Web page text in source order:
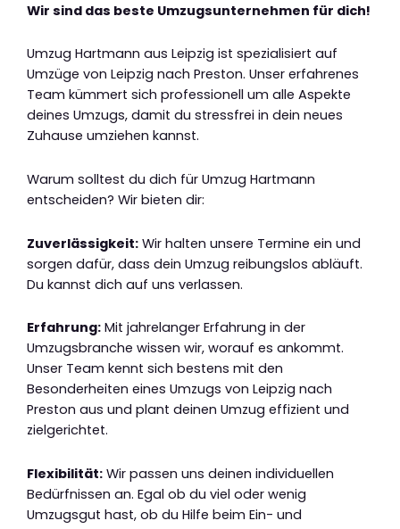
Wir sind das beste Umzugsunternehmen für dich!
Umzug Hartmann aus Leipzig ist spezialisiert auf
Umzüge von Leipzig nach Preston. Unser erfahrenes
Team kümmert sich professionell um alle Aspekte
deines Umzugs, damit du stressfrei in dein neues
Zuhause umziehen kannst.
Warum solltest du dich für Umzug Hartmann
entscheiden? Wir bieten dir:
Zuverlässigkeit: Wir halten unsere Termine ein und
sorgen dafür, dass dein Umzug reibungslos abläuft.
Du kannst dich auf uns verlassen.
Erfahrung: Mit jahrelanger Erfahrung in der
Umzugsbranche wissen wir, worauf es ankommt.
Unser Team kennt sich bestens mit den
Besonderheiten eines Umzugs von Leipzig nach
Preston aus und plant deinen Umzug effizient und
zielgerichtet.
Flexibilität: Wir passen uns deinen individuellen
Bedürfnissen an. Egal ob du viel oder wenig
Umzugsgut hast, ob du Hilfe beim Ein- und